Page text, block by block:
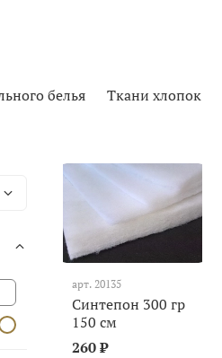
белья Ткани хлопок
арт. 20135
Синтепон 300 гр
150 см
260 ₽